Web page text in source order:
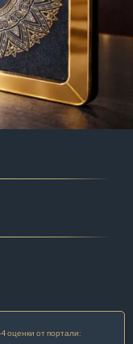
оценки от портали: